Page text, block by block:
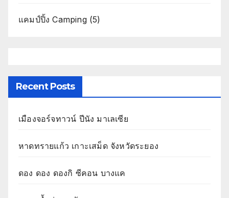
แคมป์ปิ้ง Camping(5)
Recent Posts
เมืองจอร์จทาวน์ ปีนัง มาเลเซีย
หาดทรายแก้ว เกาะเสม็ด จังหวัดระยอง
ดอง ดอง ดองกิ ซีคอน บางแค